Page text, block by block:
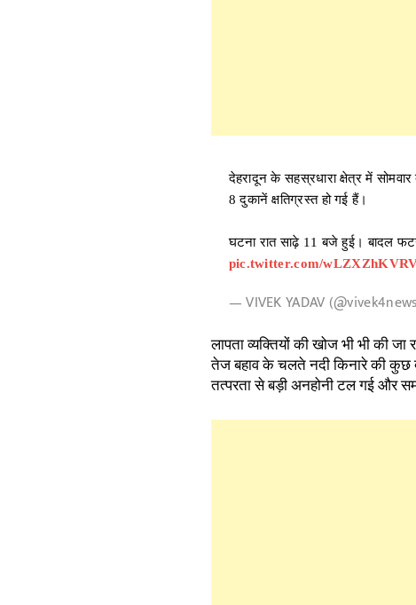
देहरादून के सहस्रधारा क्षेत्र में
8 दुकानें क्षतिग्रस्त हो गई हैं।
घटना रात साढ़े 11 बजे हुई। बादल
pic.twitter.com/
— VIVEK YADAV
लापता व्यक्तियों की खोज भी भी की जा
तेज बहाव के चलते नदी किनारे की कुछ
तत्परता से बड़ी अनहोनी टल गई और